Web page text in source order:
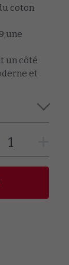
coton
un côté
et